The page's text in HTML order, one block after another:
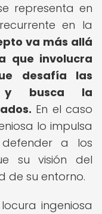
representa en
en la
va más allá
que involucra
desafía las
y busca la
En el caso
lo impulsa
a los
su visión del
de su entorno.
ingeniosa